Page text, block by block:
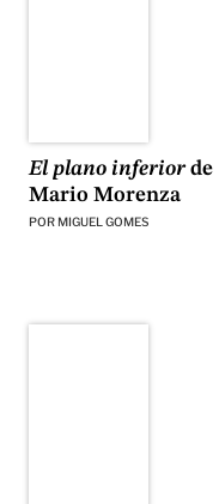
El plano inferiorde
Mario Morenza
POR MIGUEL GOMES